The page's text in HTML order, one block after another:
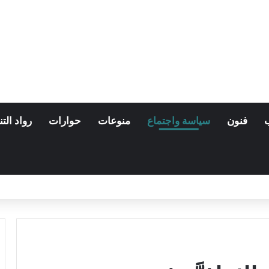
فنون سياسة واجتماع منوعات حوارات رواد